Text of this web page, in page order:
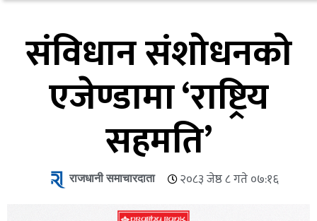
संविधान संशोधनको
एजेण्डामा ‘राष्ट्रिय
सहमति’
राजधानी समाचारदाता २०८३ जेष्ठ ८ गते ०७:१६